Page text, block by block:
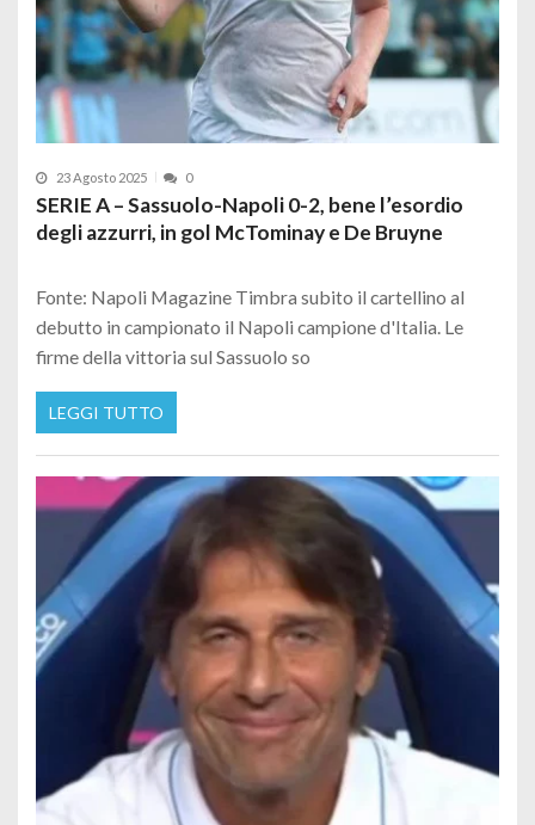
23 Agosto 2025 0
SERIE A – Sassuolo-Napoli 0-2, bene l’esordio
degli azzurri, in gol McTominay e De Bruyne
Fonte: Napoli Magazine Timbra subito il cartellino al
debutto in campionato il Napoli campione d'Italia. Le
firme della vittoria sul Sassuolo so
LEGGI TUTTO